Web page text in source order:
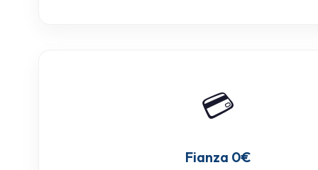
💳
Fianza 0€